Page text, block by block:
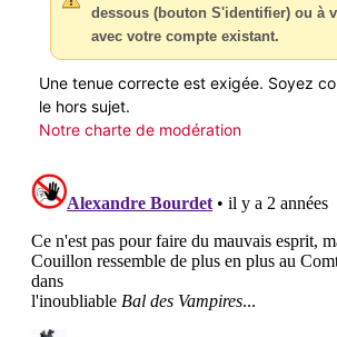
dessous (bouton S'identifier) ou à
avec votre compte existant.
Une tenue correcte est exigée. Soyez
le hors sujet.
Notre charte de modération